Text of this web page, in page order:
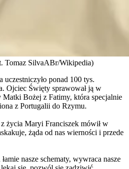
Tomaz SilvaABr/Wikipedia)
ponad 100 tys.
Ojciec Święty sprawował ją w
Bożej z Fatimy, która specjalnie
z Portugalii do Rzymu.
życia Maryi Franciszek mówił w
żąda od nas wierności i przede
nasze schematy, wywraca nasze